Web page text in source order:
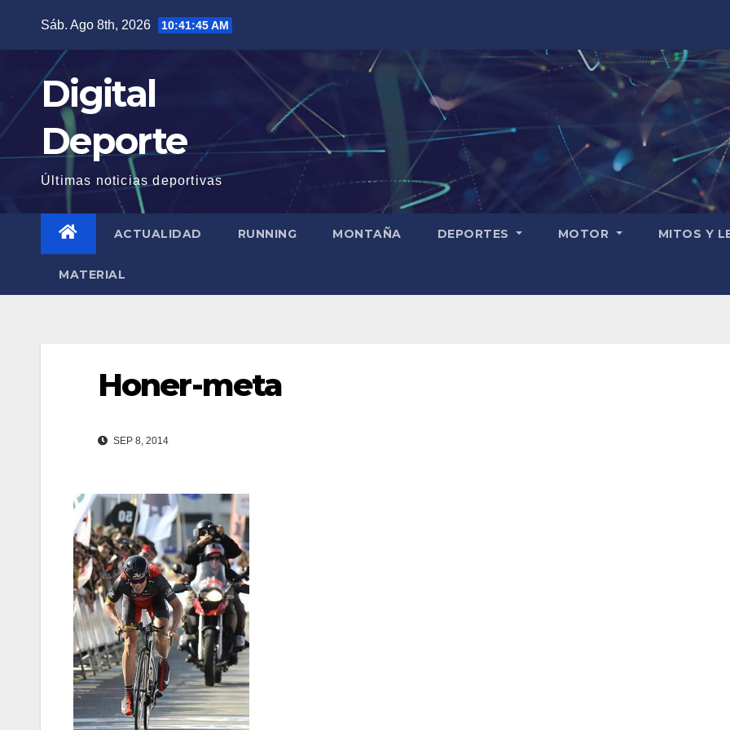
contenido
Sáb. Ago 8th, 2026 10:41:46 AM
Digital
Deporte
Últimas noticias deportivas
ACTUALIDAD RUNNING MONTAÑA DEPORTES MOTOR MITOS Y
MATERIAL
Honer-meta
SEP 8, 2014